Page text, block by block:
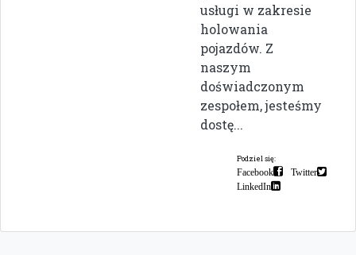
usługi w zakresie
holowania
pojazdów. Z
naszym
doświadczonym
zespołem, jesteśmy
dostę...
Podziel się:
Facebook
Twitter
LinkedIn